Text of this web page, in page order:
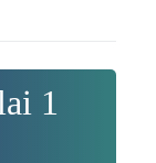
1